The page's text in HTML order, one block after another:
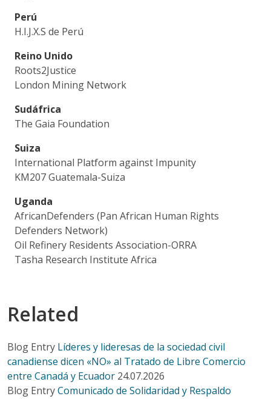
Perú
H.I.J.X.S de Perú
Reino Unido
Roots2Justice
London Mining Network
Sudáfrica
The Gaia Foundation
Suiza
International Platform against Impunity
KM207 Guatemala-Suiza
Uganda
AfricanDefenders (Pan African Human Rights
Defenders Network)
Oil Refinery Residents Association-ORRA
Tasha Research Institute Africa
Related
Blog Entry Líderes y lideresas de la sociedad civil
canadiense dicen «NO» al Tratado de Libre Comercio
entre Canadá y Ecuador 24.07.2026
Blog EntryComunicado de Solidaridad y Respaldo